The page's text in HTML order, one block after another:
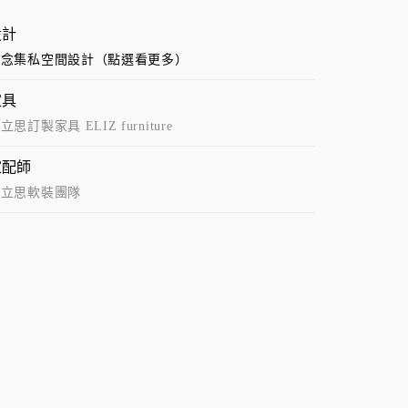
集私空間設計（點選看更多）
思訂製家具 ELIZ furniture
師
思軟裝團隊